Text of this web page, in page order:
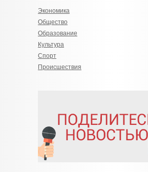
Экономика
Общество
Образование
Культура
Спорт
Происшествия